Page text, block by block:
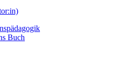
Buch